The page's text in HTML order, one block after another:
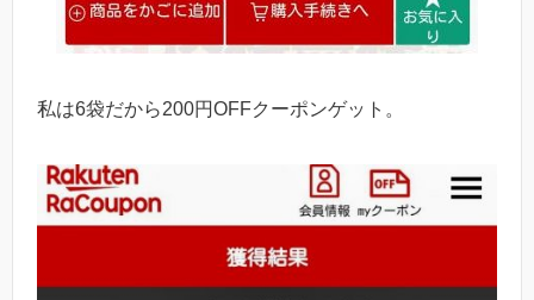
私は6袋だから200円OFFクーポンゲット。